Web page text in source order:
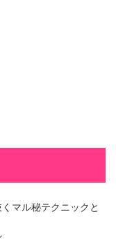
マル秘テクニックと